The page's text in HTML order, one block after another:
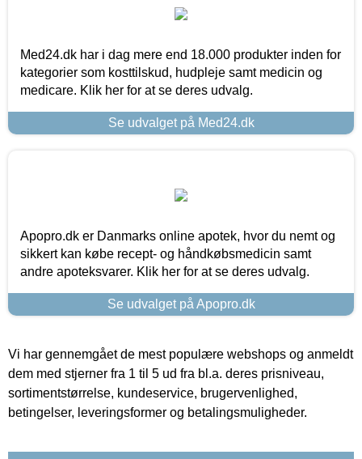
Med24.dk har i dag mere end 18.000 produkter inden for
kategorier som kosttilskud, hudpleje samt medicin og
medicare. Klik her for at se deres udvalg.
Se udvalget på Med24.dk
Apopro.dk er Danmarks online apotek, hvor du nemt og
sikkert kan købe recept- og håndkøbsmedicin samt
andre apoteksvarer. Klik her for at se deres udvalg.
Se udvalget på Apopro.dk
Vi har gennemgået de mest populære webshops og anmeldt
dem med stjerner fra 1 til 5 ud fra bl.a. deres prisniveau,
sortimentstørrelse, kundeservice, brugervenlighed,
betingelser, leveringsformer og betalingsmuligheder.